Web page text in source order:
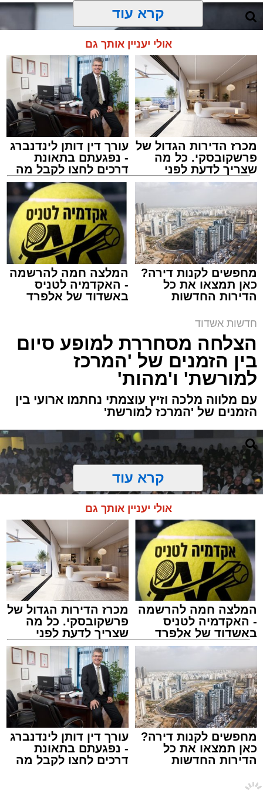
ארכיון משטרה
מערכת האתר / 09:43 09.08.26
תגים:משטרה
פעילות מהירה וממוקדת של שוטרי תחנת אשדוד
הובילה הלילה למעצרם של חמישה חשודים
במעורבותבאירוע ירי פלילי שהתרחש בעיר,
ושבמהלכו נפצע עבריין מוכר באורח קל עד בינוני.
האירוע החל עם קבלת דיווח במוקד המשטרה על
שמיעת ירי באחד מרובעי העיר. כוחות משטרה
גדולים שהוזעקו למקום החלו מיד בסריקות
ובאיסוף ממצאים זירת האירוע.
הודות לפעולות חקירה מואצות ומודיעין מהיר,
איתרו השוטרים בתוך זמן קצר את חמשת
החשודים במעורבות בירי, והם נעצרו לחקירה
בתחנת המשטרה.
הפצוע פונה במהלך הלילה לקבלת טיפול רפואי
בבית החולים, כשמצבו מוגדר על ידי גורמי
הרפואה קל עד בינוני.
המשטרה צפויה להביא היום את החמישה לדיון
בבית המשפט השלום באשקלון, בבקשה להאריך
את מעצרם בהתאם לצורכי החקירה.
מעוניינים להגיב? לדווח ? צרו איתנו קשר במייל -
ASHDODS@ISNET.CO.IL
קרא עוד
אולי יעניין אותך גם
מכרז הדירות הגדול של
פרשקובסקי. כל מה
שצריך לדעת לפני
שמגישים הצעה לדירה
עורך דין דותן לינדנברג
- נפגעתם בתאונת
דרכים לחצו לקבל מה
שמגיע לכם
מחפשים לקנות דירה?
כאן תמצאו את כל
הדירות החדשות
המלצה חמה להרשמה
- האקדמיה לטניס
באשדוד של אלפרד
חדשות אשדוד
הצלחה מסחררת למופע סיום
בין הזמנים של 'המרכז
למורשת' ו'מהות'
עם מלווה מלכה וזיץ עוצמתי נחתמו ארועי בין
הזמנים של 'המרכז למורשת'
זיץ המרכז למורשת
תגים:אבי אמסלם, המרכז למורשת מהות,
אזולאי
קרא עוד
אולי יעניין אותך גם
המלצה חמה להרשמה
- האקדמיה לטניס
באשדוד של אלפרד
קריאולנסקי - לילדים
מכרז הדירות הגדול של
פרשקובסקי. כל מה
שצריך לדעת לפני
שמגישים הצעה לדירה
באשדוד
מחפשים לקנות דירה?
כאן תמצאו את כל
הדירות החדשות
עורך דין דותן לינדנברג
- נפגעתם בתאונת
דרכים לחצו לקבל מה
חדשות אשדוד